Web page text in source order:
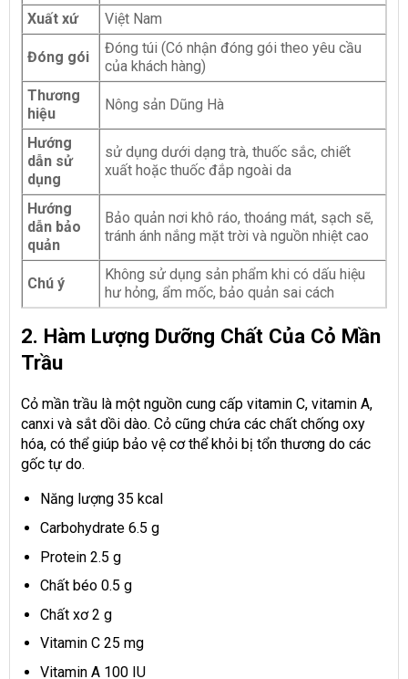
Xuất xứ Việt Nam
Đóng gói
Đóng túi (Có nhận đóng gói theo yêu cầu
của khách hàng)
Thương
hiệu
Nông sản Dũng Hà
Hướng
dẫn sử
dụng
sử dụng dưới dạng trà, thuốc sắc, chiết
xuất hoặc thuốc đắp ngoài da
Hướng
dẫn bảo
quản
Bảo quản nơi khô ráo, thoáng mát, sạch sẽ,
tránh ánh nắng mặt trời và nguồn nhiệt cao
Chú ý
Không sử dụng sản phẩm khi có dấu hiệu
hư hỏng, ẩm mốc, bảo quản sai cách
2. Hàm Lượng Dưỡng Chất Của Cỏ Mần
Trầu
Cỏ mần trầu là một nguồn cung cấp vitamin C, vitamin A,
canxi và sắt dồi dào. Cỏ cũng chứa các chất chống oxy
hóa, có thể giúp bảo vệ cơ thể khỏi bị tổn thương do các
gốc tự do.
Năng lượng 35 kcal
Carbohydrate 6.5 g
Protein 2.5 g
Chất béo 0.5 g
Chất xơ 2 g
Vitamin C 25 mg
Vitamin A 100 IU